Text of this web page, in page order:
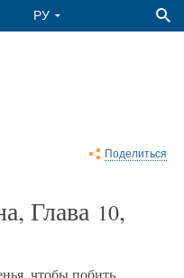
Поделиться
Глава 10,
чтобы побить